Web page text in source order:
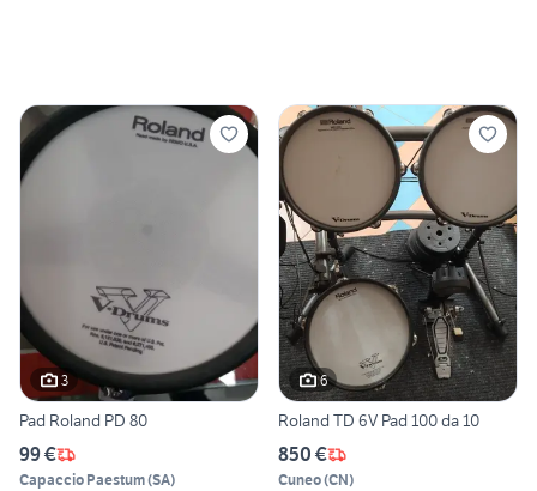
3
Pad Roland PD 80
99 €
Capaccio Paestum(SA)
6
Roland TD 6V Pad 100 da 10
850 €
Cuneo(CN)